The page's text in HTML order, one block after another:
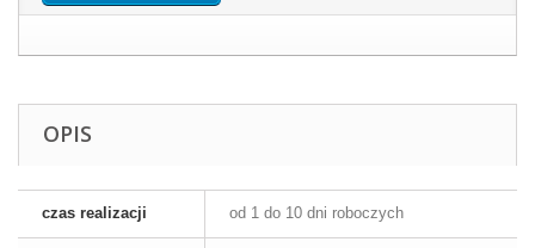
OPIS
czas realizacji od 1 do 10 dni roboczych